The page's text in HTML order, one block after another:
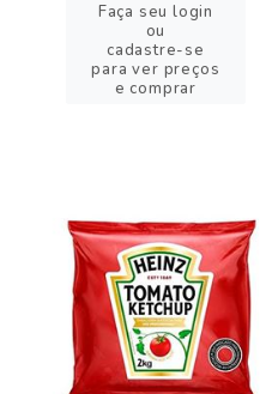
Faça seu login
ou
cadastre-se
para ver preços
e comprar